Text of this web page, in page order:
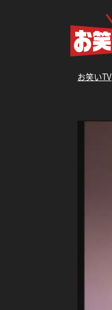
お笑いTV